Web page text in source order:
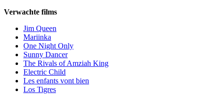
Verwachte films
Jim Queen
Mariinka
One Night Only
Sunny Dancer
The Rivals of Amziah King
Electric Child
Les enfants vont bien
Los Tigres